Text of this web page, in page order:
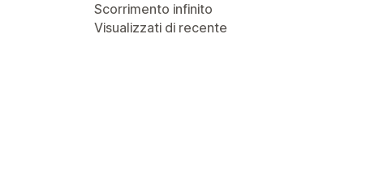
Scorrimento infinito
Visualizzati di recente